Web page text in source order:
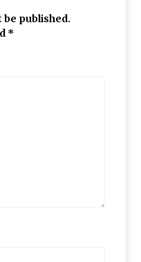
be published.
*